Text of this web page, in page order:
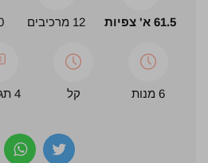
61.5 א' צפיות 12 מרכיבים
6 מנות קל 4 תגובות